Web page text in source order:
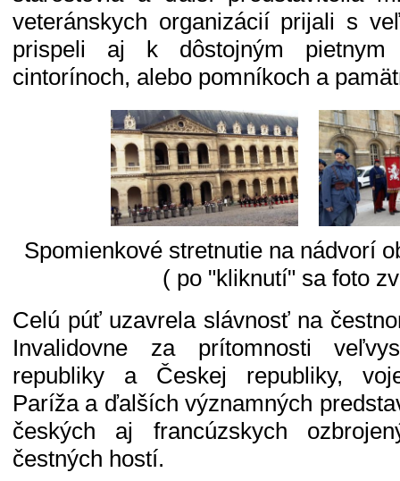
veteránskych organizácií prijali s
prispeli aj k dôstojným
cintorínoch, alebo pomníkoch a
Spomienkové stretnutie na nádvorí
( po "kliknutí" sa foto
Celú púť uzavrela slávnosť na
Invalidovne za prítomnosti
republiky a Českej republiky,
Paríža a ďalších významných
českých aj francúzskych
čestných hostí.